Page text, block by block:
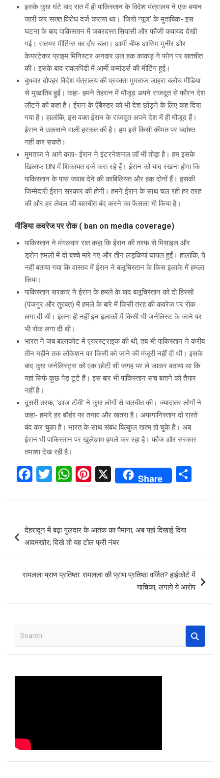
इसके कुछ घंटे बाद रात में ही पाकिस्तान के विदेश मंत्रालय ने एक बयान
जारी कर सख्त विरोध दर्ज कराया था। ‘जियो न्यूज’ के मुताबिक- इस
घटना के बाद पाकिस्तान में जबरदस्त सियासी और फौजी कवायद देखी
गई। रातभर मीटिंग्स का दौर चला। आर्मी चीफ आसिम मुनीर और
केयरटेकर प्राइम मिनिस्टर अनवार उल हक काकड़ ने फोन पर बातचीत
की। इसके बाद रावलपिंडी में आर्मी कमांडर्स की मीटिंग हुई।
बुधवार दोपहर विदेश मंत्रालय की प्रवक्ता मुमताज जाहरा बलोच मीडिया
से मुखातिब हुईं। कहा- हमने तेहरान में मौजूद अपने राजदूत से फौरन देश
लौटने को कहा है। ईरान के ऐंबैस्डर को भी देश छोड़ने के लिए कह दिया
गया है। हालांकि, इस वक्त ईरान के राजदूत अपने देश में ही मौजूद हैं।
ईरान ने उकसाने वाली हरकत की है। हम इसे किसी कीमत पर बर्दाश्त
नहीं कर सकते।
मुमताज ने आगे कहा- ईरान ने इंटरनेशनल लॉ भी तोड़ा है। हम इसके
खिलाफ UN में शिकायत दर्ज करा रहे हैं। ईरान को याद रखना होगा कि
पाकिस्तान के पास जवाब देने की काबिलियत और हक दोनों हैं। इसकी
जिम्मेदारी ईरान सरकार की होगी। हमने ईरान के साथ चल रही हर तरह
की और हर लेवल की बातचीत बंद करने का फैसला भी किया है।
मीडिया कवरेज पर रोक ( ban on media coverage)
पाकिस्तान ने मंगलवार रात कहा कि ईरान की तरफ से मिसाइल और
ड्रोन हमलों में दो बच्चे मारे गए और तीन लड़कियां घायल हुईं। हालांकि, ये
नहीं बताया गया कि वास्तव में ईरान ने बलूचिस्तान के किस इलाके में हमला
किया।
पाकिस्तान सरकार ने ईरान के हमले के बाद बलूचिस्तान को दो हिस्सों
(पंजगुर और तुरबत) में हमले के बारे में किसी तरह की कवरेज पर रोक
लगा दी थी। इतना ही नहीं इन इलाकों में किसी भी जर्नलिस्ट के जाने पर
भी रोक लगा दी थी।
भारत ने जब बालाकोट में एयरस्ट्राइक की थी, तब भी पाकिस्तान ने करीब
तीन महीने तक लोकेशन पर किसी को जाने की मंजूरी नहीं दी थी। इसके
बाद कुछ जर्नलिस्ट्स को एक छोटी सी जगह पर ले जाकर बताया था कि
यहां सिर्फ कुछ पेड़ टूटे हैं। इस बार भी पाकिस्तान सच बताने को तैयार
नहीं है।
दूसरी तरफ, ‘आज टीवी’ ने कुछ लोगों से बातचीत की। ज्यादातर लोगों ने
कहा- हमारे हर बॉर्डर पर तनाव और खतरा है। अफगानिस्तान दो रास्ते
बंद कर चुका है। भारत के साथ संबंध बिल्कुल खत्म हो चुके हैं। अब
ईरान भी पाकिस्तान पर खुलेआम हमले कर रहा है। फौज और सरकार
तमाशा देख रही है।
F
ce
o
k
T
tt
W
at
A
p
Pi
er
es
t
X Share
ar
navigation
देहरादून में बढ़ा गुलदार के आतंक का पैमाना, अब यहां दिखाई दिया
आदमखोर; दिखे तो यह टोल फ्री नंबर
रामलला प्राण प्रतिष्ठा: रामलला की प्राण प्रतिष्ठा वर्जित? हाईकोर्ट में
याचिका, लगाये ये आरोप
a